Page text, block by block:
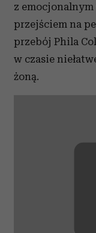
z
przejściem na
przebój Phila
w czasie
żoną.